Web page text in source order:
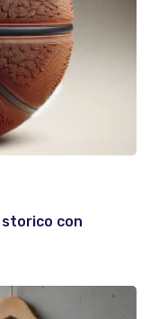
con